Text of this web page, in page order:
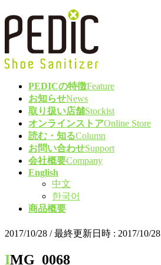
コ
テ
ン
ツ
ナ
ゲ
ー
シ
PEDICの特徴Feature
お知らせNews
取り扱い店舗Stockist
オンラインストアOnline Store
読む・知るColumn
お問い合わせSupport
会社概要Company
English
中文
한국어
商品概要
2017/10/28 / 最終更新日時 : 2017/10/28
IMG_0068